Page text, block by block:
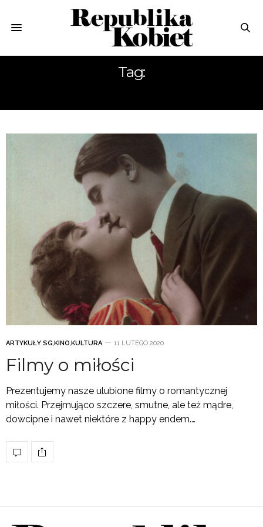
Tag:
ARTYKUŁY SG,KINO,KULTURA 11 LUTEGO 2020
Filmy o miłości
Prezentujemy nasze ulubione filmy o romantycznej
miłości. Przejmująco szczere, smutne, ale też mądre,
dowcipne i nawet niektóre z happy endem.…